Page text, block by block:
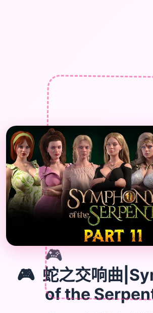
🎮
🎮 蛇之交响曲
of the